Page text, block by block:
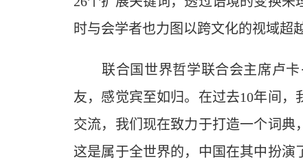
时与会学者也力图以跨文化的视域超
联合国世界哲学联合会主席卢卡·
友，感觉宾至如归。在过去10年间
交流，我们现在致力于打造一个词典
这是属于全世界的，中国在其中扮演